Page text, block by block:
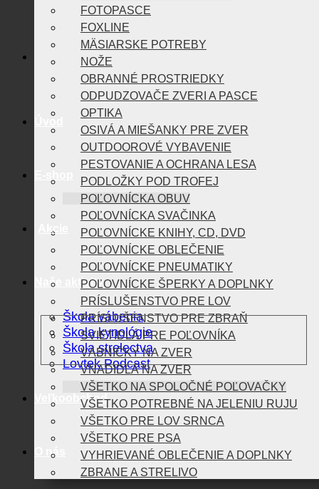
Akcie
Naše aktivity
Škola vábenia
Škola kynológie
Škola strelectva
Lovtek Podcast
Veľkoobchod
O nás
FOTOPASCE
FOXLINE
MÄSIARSKE POTREBY
NOŽE
OBRANNÉ PROSTRIEDKY
ODPUDZOVAČE ZVERI A PASCE
OPTIKA
OSIVÁ A MIEŠANKY PRE ZVER
OUTDOOROVÉ VYBAVENIE
PESTOVANIE A OCHRANA LESA
PODLOŽKY POD TROFEJ
POĽOVNÍCKA OBUV
POĽOVNÍCKA SVAČINKA
POĽOVNÍCKE KNIHY, CD, DVD
POĽOVNÍCKE OBLEČENIE
POĽOVNÍCKE PNEUMATIKY
POĽOVNÍCKE ŠPERKY A DOPLNKY
PRÍSLUŠENSTVO PRE LOV
PRÍSLUŠENSTVO PRE ZBRAŇ
SVIETIDLÁ PRE POĽOVNÍKA
VÁBNIČKY NA ZVER
VNADIDLÁ NA ZVER
VŠETKO NA SPOLOČNÉ POĽOVAČKY
VŠETKO POTREBNÉ NA JELENIU RUJU
VŠETKO PRE LOV SRNCA
VŠETKO PRE PSA
VYHRIEVANÉ OBLEČENIE A DOPLNKY
ZBRANE A STRELIVO